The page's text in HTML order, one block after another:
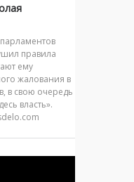
правила
ему
жалования в
в свою очередь
власть».